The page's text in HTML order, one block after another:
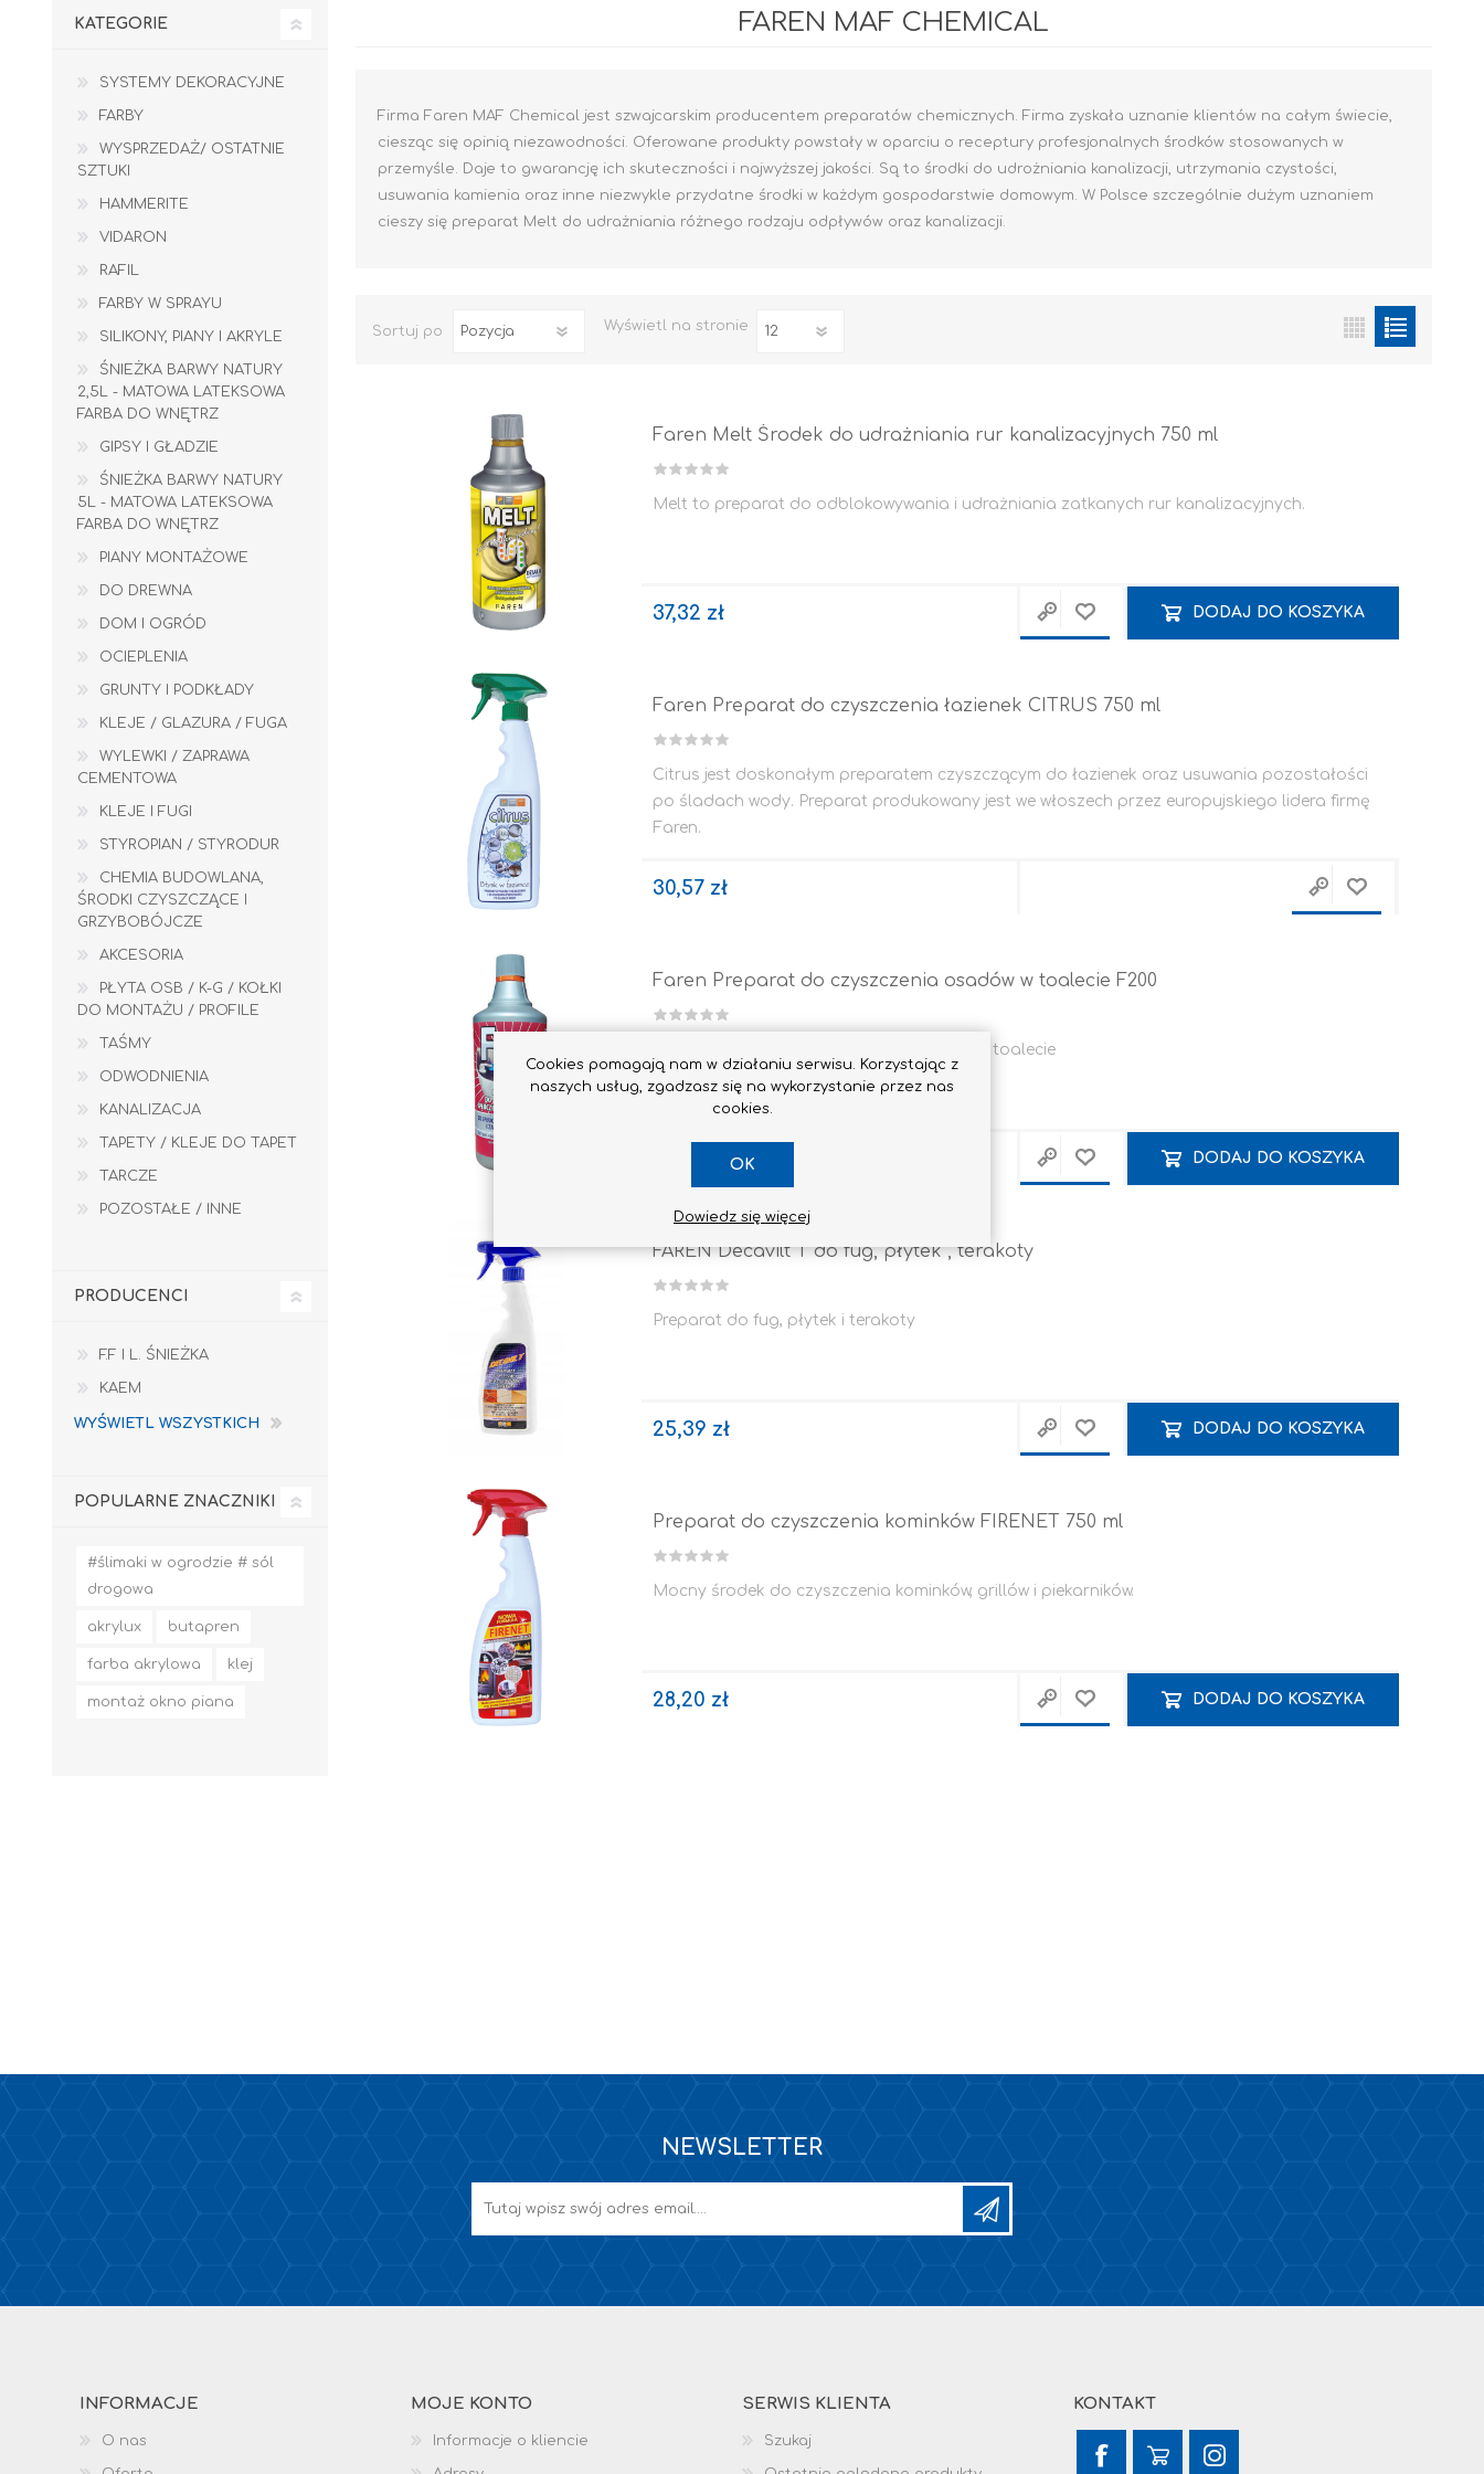
RAFIL BETON em
GIPSY I GŁADZIE PIANY MONTAŻOWE
Grunt Do Drewna
Lakierobejca 2W1
Zobacz wszystkie
TAŚMY
FAREN MAF CHEMICAL
Firma Faren MAF Chemical jest szwajcarskim producentem preparatów chemicznych. Firma zyskała uznanie klientów na całym świecie,
ciesząc się opinią niezawodności. Oferowane produkty powstały w oparciu o receptury profesjonalnych środków stosowanych w
przemyśle. Daje to gwarancję ich skuteczności i najwyższej jakości. Są to środki do udrożniania kanalizacji, utrzymania czystości,
usuwania kamienia oraz inne niezwykle przydatne środki w każdym gospodarstwie domowym. W Polsce szczególnie dużym uznaniem
cieszy się preparat Melt do udrażniania różnego rodzaju odpływów oraz kanalizacji.
Sortuj po Wyświetl na stronie
Faren Melt Środek do udrażniania rur kanalizacyjnych 750 ml
Melt to preparat do odblokowywania i udrażniania zatkanych rur kanalizacyjnych.
37,32 zł DODAJ DO KOSZYKA
Faren Preparat do czyszczenia łazienek CITRUS 750 ml
Citrus jest doskonałym preparatem czyszczącym do łazienek oraz usuwania pozostałości
po śladach wody. Preparat produkowany jest we włoszech przez europujskiego lidera firmę
Faren.
30,57 zł
Faren Preparat do czyszczenia osadów w toalecie F200
Mocny środek do czyszczenia z osadów w toalecie
DODAJ DO KOSZYKA
FAREN Decavilt T do fug, płytek , terakoty
Preparat do fug, płytek i terakoty
25,39 zł DODAJ DO KOSZYKA
Preparat do czyszczenia kominków FIRENET 750 ml
Mocny środek do czyszczenia kominków, grillów i piekarników.
28,20 zł DODAJ DO KOSZYKA
KATEGORIE
SYSTEMY DEKORACYJNE
FARBY
WYSPRZEDAŻ/ OSTATNIE
SZTUKI
HAMMERITE
VIDARON
RAFIL
FARBY W SPRAYU
SILIKONY, PIANY I AKRYLE
ŚNIEŻKA BARWY NATURY
2,5L - MATOWA LATEKSOWA
FARBA DO WNĘTRZ
GIPSY I GŁADZIE
ŚNIEŻKA BARWY NATURY
5L - MATOWA LATEKSOWA
FARBA DO WNĘTRZ
PIANY MONTAŻOWE
DO DREWNA
DOM I OGRÓD
OCIEPLENIA
GRUNTY I PODKŁADY
KLEJE / GLAZURA / FUGA
WYLEWKI / ZAPRAWA
CEMENTOWA
KLEJE I FUGI
STYROPIAN / STYRODUR
CHEMIA BUDOWLANA,
ŚRODKI CZYSZCZĄCE I
GRZYBOBÓJCZE
AKCESORIA
PŁYTA OSB / K-G / KOŁKI
DO MONTAŻU / PROFILE
TAŚMY
ODWODNIENIA
KANALIZACJA
TAPETY / KLEJE DO TAPET
TARCZE
POZOSTAŁE / INNE
PRODUCENCI
F.F I L. ŚNIEŻKA
KAEM
WYŚWIETL WSZYSTKICH
POPULARNE ZNACZNIKI
#ślimaki w ogrodzie # sól
drogowa
akrylux butapren
farba akrylowa klej
montaż okno piana
NEWSLETTER
INFORMACJE
O nas
MOJE KONTO
Informacje o kliencie
SERWIS KLIENTA
Szukaj
KONTAKT
Cookies pomagają nam w działaniu serwisu. Korzystając z
naszych usług, zgadzasz się na wykorzystanie przez nas
cookies.
OK
Dowiedz się więcej